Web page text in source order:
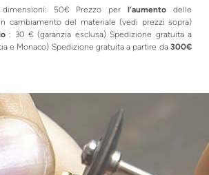
50€ Prezzo perl’aumento delle
cambiamento del materiale (vedi prezzi sopra)
: 30 € (garanzia esclusa) Spedizione gratuita a
e Monaco) Spedizione gratuita a partire da300€